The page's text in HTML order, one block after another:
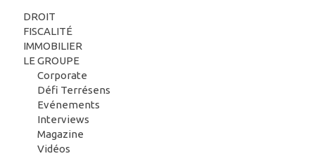
DROIT
FISCALITÉ
IMMOBILIER
LE GROUPE
Corporate
Défi Terrésens
Evénements
Interviews
Magazine
Vidéos